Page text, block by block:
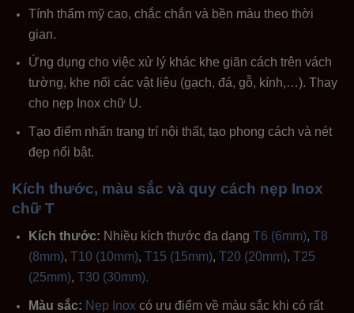
Tính thẩm mỹ cao, chắc chắn và bền màu theo thời
gian.
Ứng dụng cho việc xử lý khác khe giãn cách trên vách
tường, khe nối các vật liệu (gạch, đá, gỗ, kính,…). Thay
cho nẹp Inox chữ U.
Tạo điểm nhấn trang trí nội thất, tạo phong cách và nét
đẹp nổi bật.
Kích thước, màu sắc và quy cách nẹp Inox
chữ T
Kích thước: Nhiều kích thước đa dạng T6 (6mm), T8
(8mm), T10 (10mm), T15 (15mm), T20 (20mm), T25
(25mm), T30 (30mm).
Màu sắc: Nẹp Inoxcó ưu điểm về màu sắc khi có rất